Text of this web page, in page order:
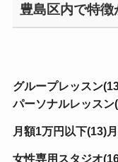
豊島区内で特徴
グループレッスン
パーソナルレッスン
月額1万円以下(13)
女性専用スタジオ